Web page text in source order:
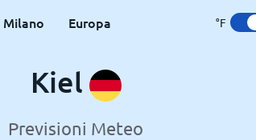
Milano Europa °F
Kiel
Previsioni Meteo